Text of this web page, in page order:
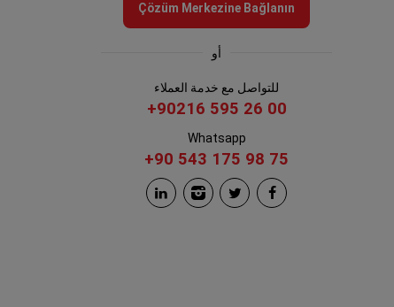
Çözüm Merkezine Bağlanın
أو
للتواصل مع خدمة العملاء
+90216 595 26 00
Whatsapp
+90 543 175 98 75